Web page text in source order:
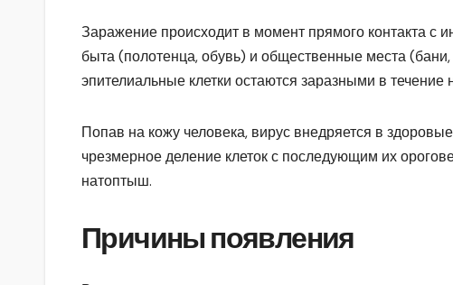
Заражение происходит в момент прямого контакта
быта (полотенца, обувь) и общественные места
эпителиальные клетки остаются заразными в
Попав на кожу человека, вирус внедряется в
чрезмерное деление клеток с последующим их
натоптыш.
Причины появления